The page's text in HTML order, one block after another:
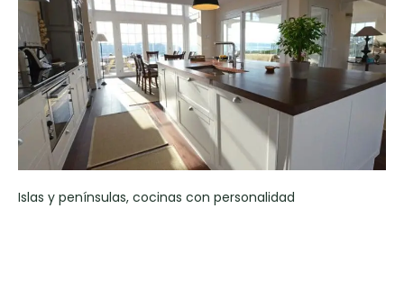
Islas y penínsulas, cocinas con personalidad